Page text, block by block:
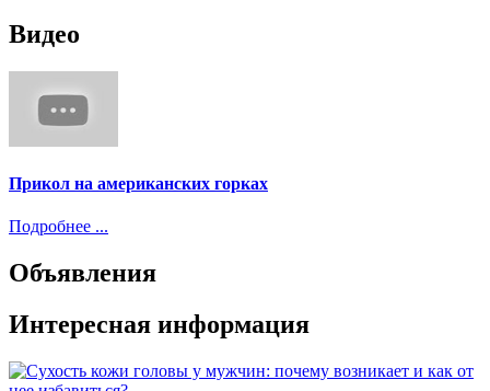
Видео
Прикол на американских горках
Подробнее ...
Объявления
Интересная информация